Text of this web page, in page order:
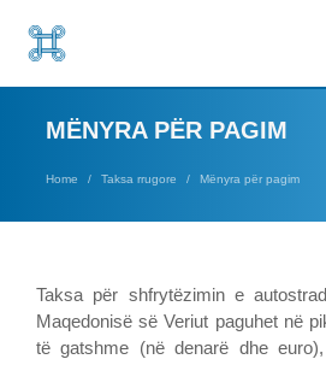
MËNYRA PËR PAGIM
Home Taksa rrugore Mënyra për pagim
Taksa për shfrytëzimin e
Maqedonisë së Veriut paguhet në
të gatshme (në denarë dhe